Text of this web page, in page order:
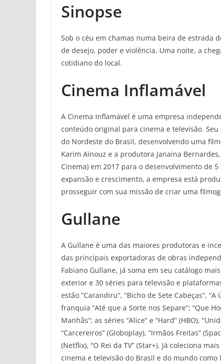
Sinopse
Sob o céu em chamas numa beira de estrada
de desejo, poder e violência. Uma noite, a
cotidiano do local.
Cinema Inflamável
A Cinema Inflamável é uma empresa
conteúdo original para cinema e televisão.
do Nordeste do Brasil, desenvolvendo uma
Karim Aïnouz e a produtora Janaina
Cinema) em 2017 para o desenvolvimento de
expansão e crescimento, a empresa está
prosseguir com sua missão de criar uma
Gullane
A Gullane é uma das maiores produtoras e
das principais exportadoras de obras
Fabiano Gullane, já soma em seu catálogo
exterior e 30 séries para televisão e
estão “Carandiru”, “Bicho de Sete Cabeças”,
franquia “Até que a Sorte nos Separe”; “Que
Manhãs”; as séries “Alice” e “Hard” (HBO),
“Carcereiros” (Globoplay), “Irmãos Freitas”
(Netflix), “O Rei da TV” (Star+). Já coleciona
cinema e televisão do Brasil e do mundo como